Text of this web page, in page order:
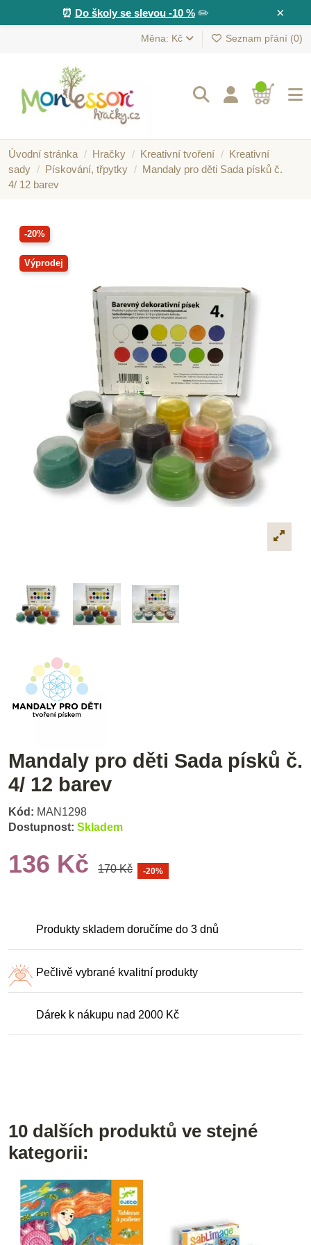
×
⏰ Do školy se slevou -10 %✏️
Měna: Kč Seznam přání (0)
Úvodní stránka Hračky Kreativní tvoření
Kreativní
sady
Pískování, třpytky
Mandaly pro děti Sada písků č.
4/ 12 barev
-20%
Výprodej
Mandaly pro děti Sada písků č.
4/ 12 barev
Kód: MAN1298
Dostupnost: Skladem
136 Kč 170 Kč -20%
Produkty skladem doručíme do 3 dnů
Pečlivě vybrané kvalitní produkty
Dárek k nákupu nad 2000 Kč
10 dalších produktů ve stejné
kategorii: